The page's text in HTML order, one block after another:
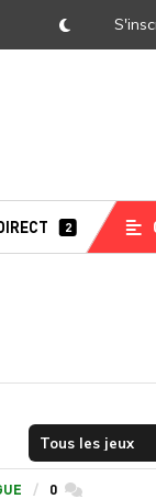
DarkMode
2
0commentaires